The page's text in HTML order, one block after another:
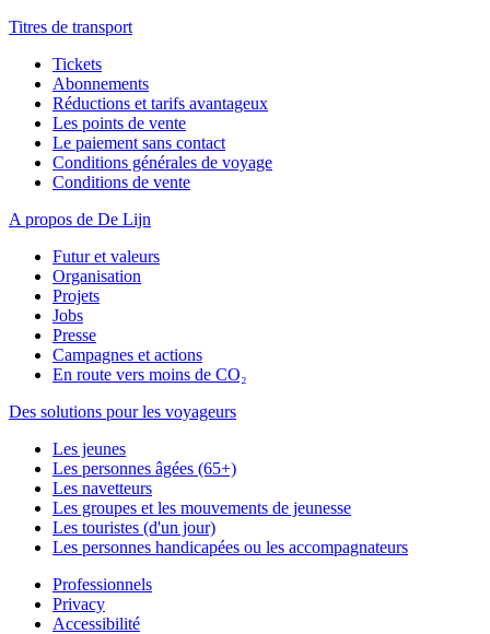
Titres de transport
Tickets
Abonnements
Réductions et tarifs avantageux
Les points de vente
Le paiement sans contact
Conditions générales de voyage
Conditions de vente
A propos de De Lijn
Futur et valeurs
Organisation
Projets
Jobs
Presse
Campagnes et actions
En route vers moins de CO₂
Des solutions pour les voyageurs
Les jeunes
Les personnes âgées (65+)
Les navetteurs
Les groupes et les mouvements de jeunesse
Les touristes (d'un jour)
Les personnes handicapées ou les accompagnateurs
Professionnels
Privacy
Accessibilité